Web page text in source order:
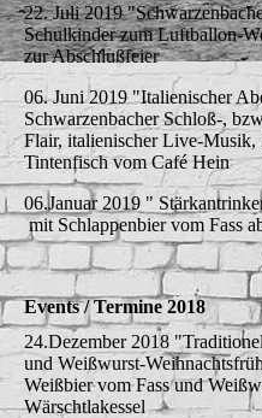
22. Juli 2019
Schulkinder zum Luftballon-
zur Abschlußfeier
06. Juni 2019 "Italienischer
Schwarzenbacher Schloß-,
Flair, italienischer Live-
Tintenfisch vom Café Hein
06.Januar 2019 "
mit Schlappenbier vom Fass
Events / Termine 2018
24.Dezember 2018
und Weißwurst-
Weißbier vom Fass und
Wärschtlakessel